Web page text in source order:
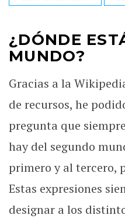
¿DÓNDE
MUNDO?
Gracias a la
de recursos, he
pregunta que
hay del segundo
primero y al tercero,
Estas expresiones
designar a los